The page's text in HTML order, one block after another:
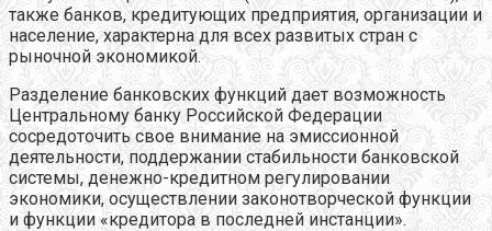
также банков, кредитующих предприятия, организации и
население, характерна для всех развитых стран с
рыночной экономикой.
Разделение банковских функций дает возможность
Центральному банку Российской Федерации
сосредоточить свое внимание на эмиссионной
деятельности, поддержании стабильности банковской
системы, денежно-кредитном регулировании
экономики, осуществлении законотворческой функции
и функции «кредитора в последней инстанции».